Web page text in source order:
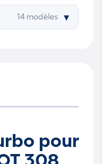
14 modèles ▾
pour